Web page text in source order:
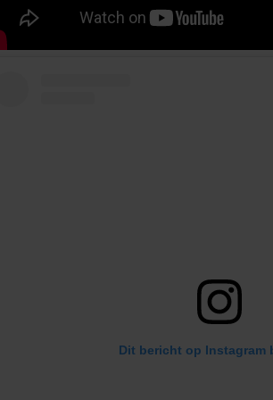
Dit bericht op Instagram